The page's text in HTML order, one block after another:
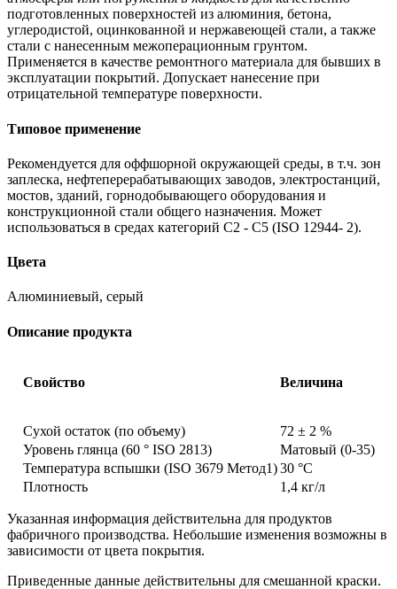
подготовленных поверхностей из алюминия, бетона,
углеродистой, оцинкованной и нержавеющей стали, а также
стали с нанесенным межоперационным грунтом.
Применяется в качестве ремонтного материала для бывших в
эксплуатации покрытий. Допускает нанесение при
отрицательной температуре поверхности.
Типовое применение
Рекомендуется для оффшорной окружающей среды, в т.ч. зон
заплеска, нефтеперерабатывающих заводов, электростанций,
мостов, зданий, горнодобывающего оборудования и
конструкционной стали общего назначения. Может
использоваться в средах категорий C2 - C5 (ISO 12944- 2).
Цвета
Алюминиевый, серый
Описание продукта
Свойство Величина
Сухой остаток (по объему)
72 ± 2 %
Уровень глянца (60 ° ISO 2813)
Матовый (0-35)
Температура вспышки (ISO 3679 Метод1) 30 °C
Плотность
1,4 кг/л
Указанная информация действительна для продуктов
фабричного производства. Небольшие изменения возможны в
зависимости от цвета покрытия.
Приведенные данные действительны для смешанной краски.